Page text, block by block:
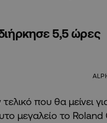
5,5 ώρες
τελικό που θα μείνει
μεγαλείο το